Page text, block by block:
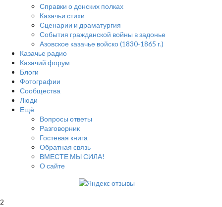
Справки о донских полках
Казачьи стихи
Сценарии и драматургия
События гражданской войны в задонье
Азовское казачье войско (1830-1865 г.)
Казачье радио
Казачий форум
Блоги
Фотографии
Сообщества
Люди
Ещё
Вопросы ответы
Разговорник
Гостевая книга
Обратная связь
ВМЕСТЕ МЫ СИЛА!
О сайте
2